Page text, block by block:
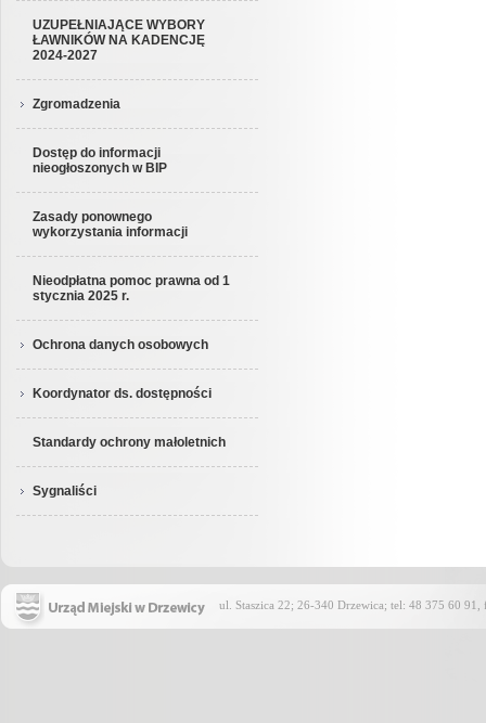
UZUPEŁNIAJĄCE WYBORY
ŁAWNIKÓW NA KADENCJĘ
2024-2027
Zgromadzenia
Dostęp do informacji
nieogłoszonych w BIP
Zasady ponownego
wykorzystania informacji
Nieodpłatna pomoc prawna od 1
stycznia 2025 r.
Ochrona danych osobowych
Koordynator ds. dostępności
Standardy ochrony małoletnich
Sygnaliści
ul. Staszica 22; 26-340 Drzewica; tel: 48 375 60